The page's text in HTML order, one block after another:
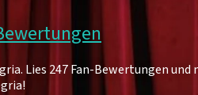
Lies 247 Fan-Bewertungen